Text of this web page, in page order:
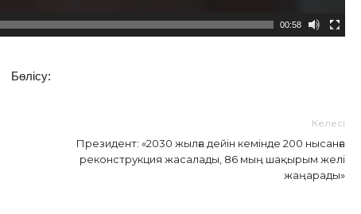
00:58
Бөлісу:
Келесі
Президент: «2030 жылға дейін кемінде 200 нысанға
реконструкция жасалады, 86 мың шақырым желі
жаңарады»